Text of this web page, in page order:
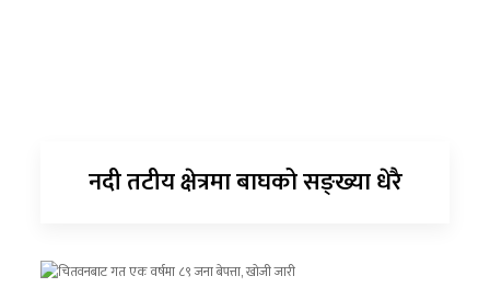
नदी तटीय क्षेत्रमा बाघको सङ्ख्या धेरै